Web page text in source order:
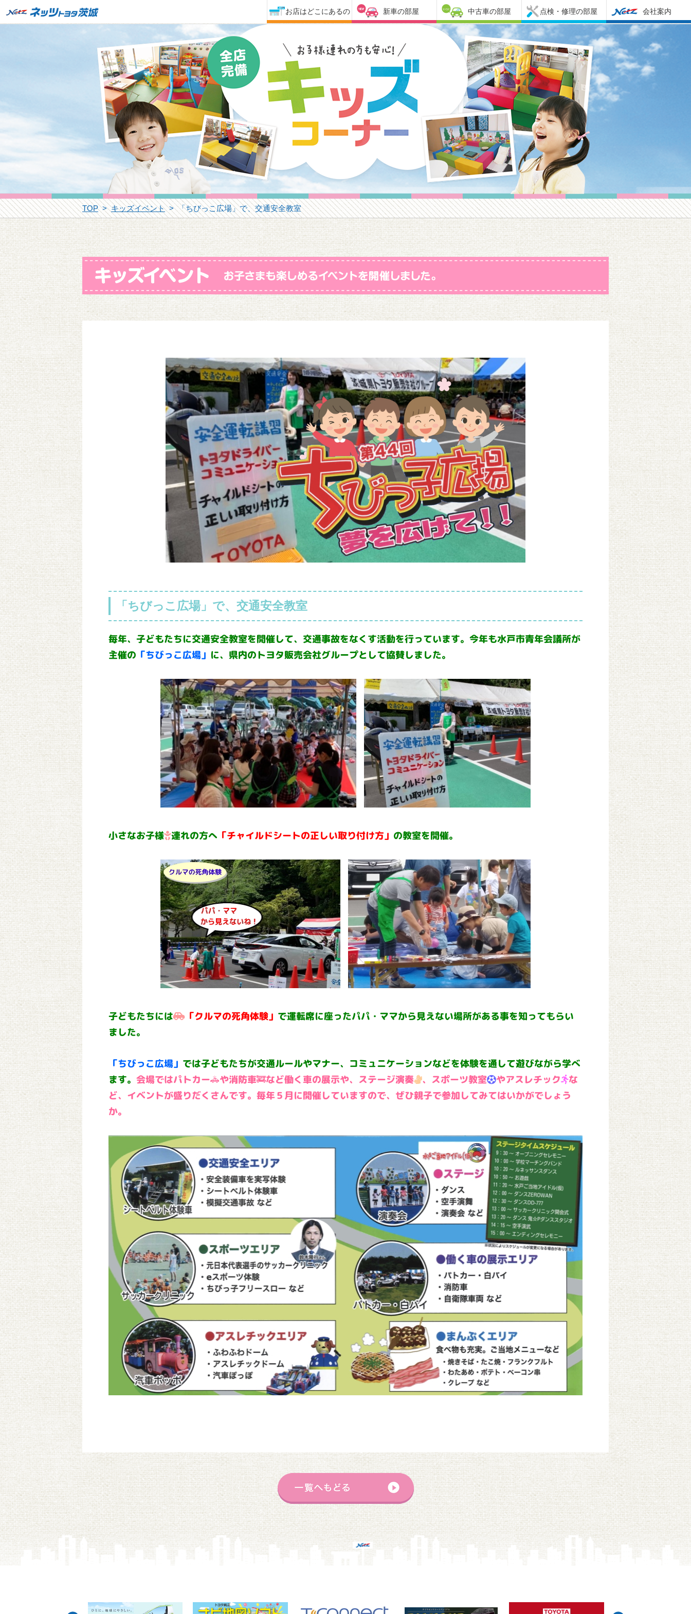
お店はどこにあるの 新車の部屋 中古車の部屋 点検・修理の部屋 会社案内
TOP キッズイベント 「ちびっこ広場」で、交通安全教室
「ちびっこ広場」で、交通安全教室
毎年、子どもたちに交通安全教室を開催して、交通事故をなくす活動を行っています。今年も水戸市青年会議所が
主催の 「ちびっこ広場」 に、県内のトヨタ販売会社グループとして協賛しました。
小さなお子様 連れの方へ 「チャイルドシートの正しい取り付け方」 の教室を開催。
子どもたちには 「クルマの死角体験」 で運転席に座ったパパ・ママから見えない場所がある事を知ってもらい
ました。
「ちびっこ広場」 では子どもたちが交通ルールやマナー、コミュニケーションなどを体験を通して遊びながら学べ
ます。会場ではパトカー🚓や消防車🚒など働く車の展示や、ステージ演奏 、スポーツ教室 やアスレチック
な
ど、イベントが盛りだくさんです。毎年５月に開催していますので、ぜひ親子で参加してみてはいかがでしょう
か。